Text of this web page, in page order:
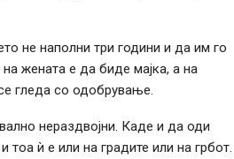
не наполни три години и да им го
жената е да биде мајка, а на
гледа со одобрување.
нераздвојни. Каде и да оди
тоа ѝ е или на градите или на грбот.